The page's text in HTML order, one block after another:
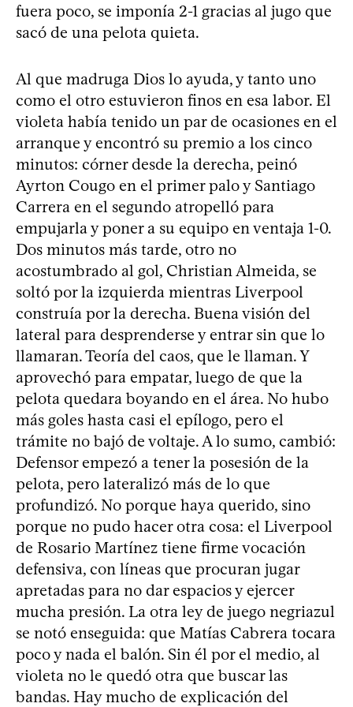
fuera poco, se imponía 2-1 gracias al jugo que
sacó de una pelota quieta.
Al que madruga Dios lo ayuda, y tanto uno
como el otro estuvieron finos en esa labor. El
violeta había tenido un par de ocasiones en el
arranque y encontró su premio a los cinco
minutos: córner desde la derecha, peinó
Ayrton Cougo en el primer palo y Santiago
Carrera en el segundo atropelló para
empujarla y poner a su equipo en ventaja 1-0.
Dos minutos más tarde, otro no
acostumbrado al gol, Christian Almeida, se
soltó por la izquierda mientras Liverpool
construía por la derecha. Buena visión del
lateral para desprenderse y entrar sin que lo
llamaran. Teoría del caos, que le llaman. Y
aprovechó para empatar, luego de que la
pelota quedara boyando en el área. No hubo
más goles hasta casi el epílogo, pero el
trámite no bajó de voltaje. A lo sumo, cambió:
Defensor empezó a tener la posesión de la
pelota, pero lateralizó más de lo que
profundizó. No porque haya querido, sino
porque no pudo hacer otra cosa: el Liverpool
de Rosario Martínez tiene firme vocación
defensiva, con líneas que procuran jugar
apretadas para no dar espacios y ejercer
mucha presión. La otra ley de juego negriazul
se notó enseguida: que Matías Cabrera tocara
poco y nada el balón. Sin él por el medio, al
violeta no le quedó otra que buscar las
bandas. Hay mucho de explicación del